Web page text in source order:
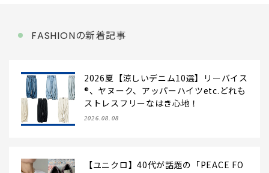
FASHIONの新着記事
2026夏【涼しいデニム10選】リーバイス
®、ヤヌーク、アッパーハイツetc.どれも
ストレスフリーなはき心地！
2026.08.08
【ユニクロ】40代が話題の「PEACE FO